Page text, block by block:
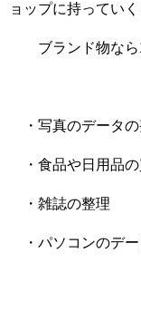
ョップに持ってい
ブランド物なら
・写真のデータの
・食品や日用品の
・雑誌の整理
・パソコンのデー